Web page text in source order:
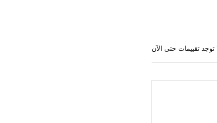
توجد تقييمات حتى الآن